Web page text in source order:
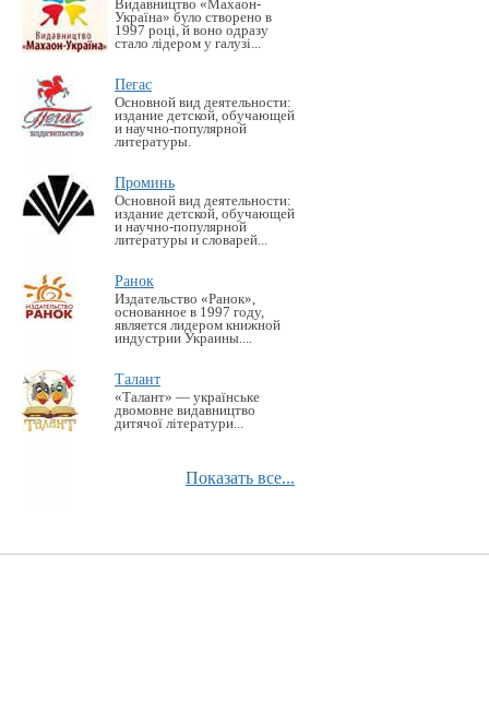
Видавництво «Махаон-
Україна» було створено в
1997 році, й воно одразу
стало лідером у галузі...
Пегас
Основной вид деятельности:
издание детской, обучающей
и научно-популярной
литературы.
Проминь
Основной вид деятельности:
издание детской, обучающей
и научно-популярной
литературы и словарей...
Ранок
Издательство «Ранок»,
основанное в 1997 году,
является лидером книжной
индустрии Украины....
Талант
«Талант» — українське
двомовне видавництво
дитячої літератури...
Показать все...